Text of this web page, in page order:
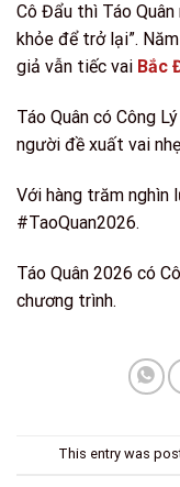
Cô Đẩu thì Táo Quân
khỏe để trở lại”.
giả vẫn tiếc vai Bắc
Táo Quân có Công
người đề xuất vai
Với hàng trăm nghìn
#TaoQuan2026.
Táo Quân 2026 có
chương trình.
This entry was